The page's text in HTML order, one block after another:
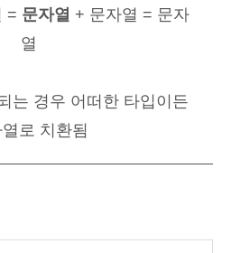
= 문자열 + 문자열 = 문자
열
는 경우 어떠한 타입이든
로 치환됨